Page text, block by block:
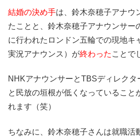
結婚の決め手は、鈴木奈穂子アナウ
たことと、鈴木奈穂子アナウンサー
に行われたロンドン五輪での現地キ
実況アナウンス）が終わった ことで
NHKアナウンサーとTBSディレク
と民放の垣根が低くなっていること
れます（笑）
ちなみに、鈴木奈穂子さんは就職活